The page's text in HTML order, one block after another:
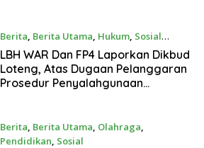
Berita, Berita Utama, Hukum, Sosial
Agustus 2, 2026
LBH WAR Dan FP4 Laporkan Dikbud
Loteng, Atas Dugaan Pelanggaran
Prosedur Penyalahgunaan
Berita, Berita Utama, Olahraga,
Pendidikan, Sosial